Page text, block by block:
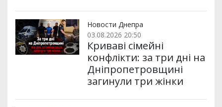
Новости Днепра
03.08.2026 20:50
Криваві сімейні
конфлікти: за три дні на
Дніпропетровщині
загинули три жінки